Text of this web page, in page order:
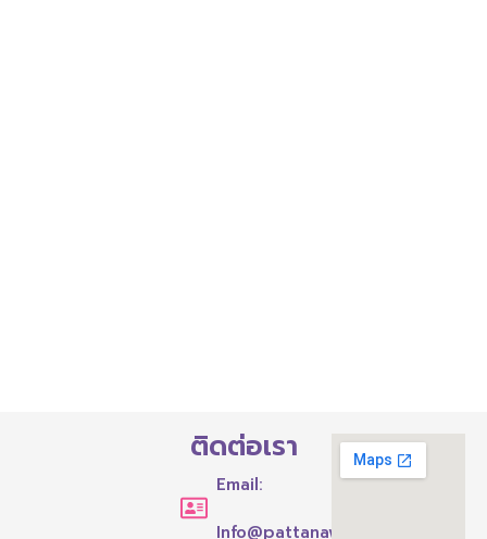
ติดต่อเรา
Email:
Info@pattanawit.ac.th